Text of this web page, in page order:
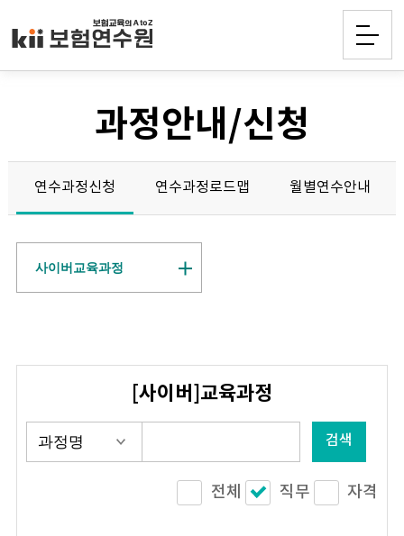
과정안내/신청
연수과정신청 연수과정로드맵 월별연수안내
사이버교육과정
[사이버]교육과정
검색
전체 직무 자격